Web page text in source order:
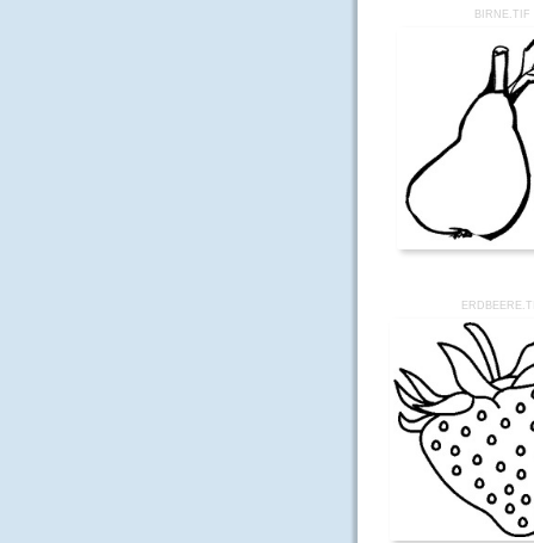
BIRNE.TIF